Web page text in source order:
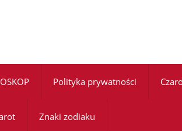
Polityka prywatności
Znaki zodiaku